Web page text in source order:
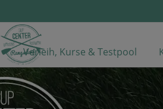
Verleih, Kurse & Testpool